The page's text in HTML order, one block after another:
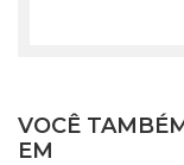
VOCÊ
EM